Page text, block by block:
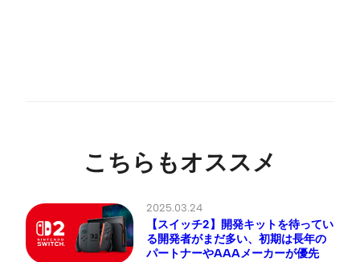
こちらもオススメ
2025.03.24
【スイッチ2】開発キットを待ってい
る開発者がまだ多い、初期は長年の
パートナーやAAAメーカーが優先